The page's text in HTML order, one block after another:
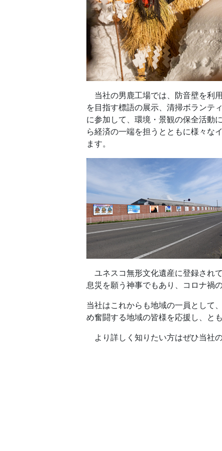
当社の男鹿工場では、防音壁を利
を目指す標語の展示、清掃ボランテ
に参加して、環境・景観の保全活動
ら経済の一端を担うとともに様々な
ます。
ユネスコ無形文化遺産に登録され
息災を願う神事でもあり、コロナ禍
当社はこれからも地域の一員として
め奮闘する地域の皆様を応援し、と
より詳しく知りたい方はぜひ当社